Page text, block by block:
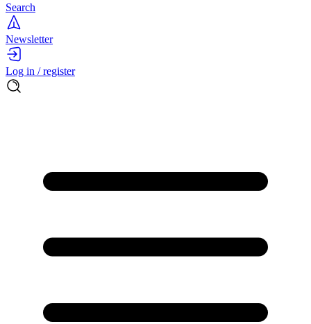
Search
Newsletter
Log in / register